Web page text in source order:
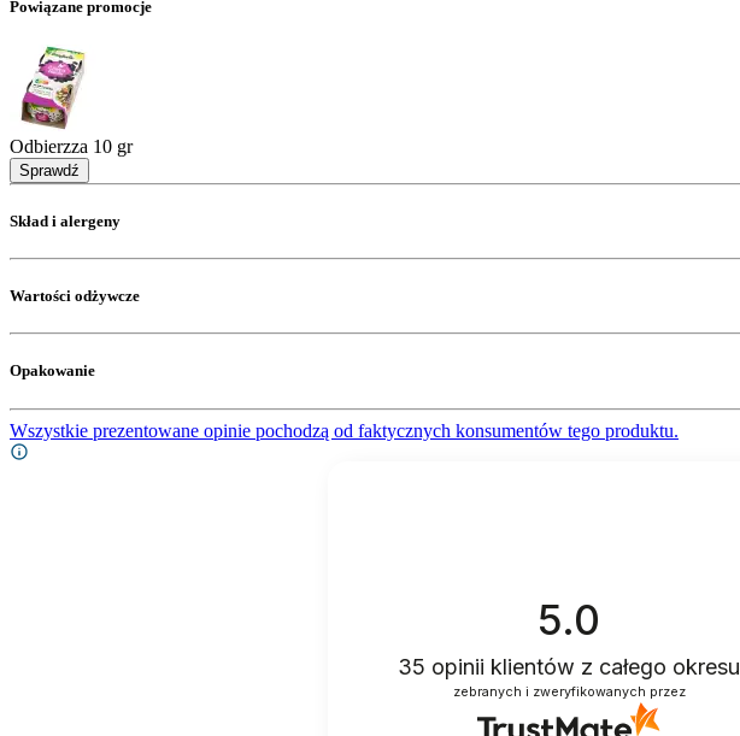
Powiązane promocje
Odbierzza 10 gr
Sprawdź
Skład i alergeny
Wartości odżywcze
Opakowanie
Wszystkie prezentowane opinie pochodzą od faktycznych konsumentów tego produktu.
5.0
35 opinii klientów z całego okresu
zebranych i zweryfikowanych przez